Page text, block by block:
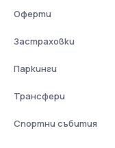
Оферти
Застраховки
Паркинги
Трансфери
Спортни събития